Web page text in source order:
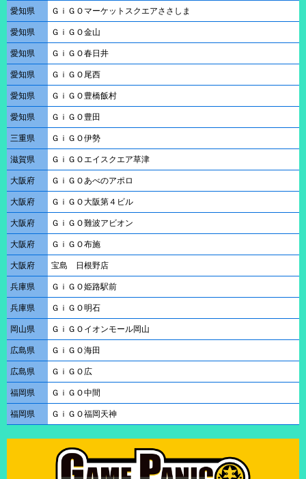
愛知県 ＧｉＧＯマーケットスクエアささしま
愛知県 ＧｉＧＯ金山
愛知県 ＧｉＧＯ春日井
愛知県 ＧｉＧＯ尾西
愛知県 ＧｉＧＯ豊橋飯村
愛知県 ＧｉＧＯ豊田
三重県 ＧｉＧＯ伊勢
滋賀県 ＧｉＧＯエイスクエア草津
大阪府 ＧｉＧＯあべのアポロ
大阪府 ＧｉＧＯ大阪第４ビル
大阪府 ＧｉＧＯ難波アビオン
大阪府 ＧｉＧＯ布施
大阪府 宝島 日根野店
兵庫県 ＧｉＧＯ姫路駅前
兵庫県 ＧｉＧＯ明石
岡山県 ＧｉＧＯイオンモール岡山
広島県 ＧｉＧＯ海田
広島県 ＧｉＧＯ広
福岡県 ＧｉＧＯ中間
福岡県 ＧｉＧＯ福岡天神